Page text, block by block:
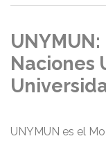
Naciones
UNYMUN es el